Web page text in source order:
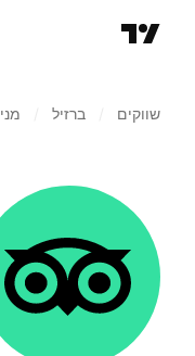
שווקים ברזיל‏